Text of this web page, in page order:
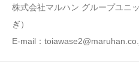
株式会社マルハン グループユ
ぎ）
E-mail：